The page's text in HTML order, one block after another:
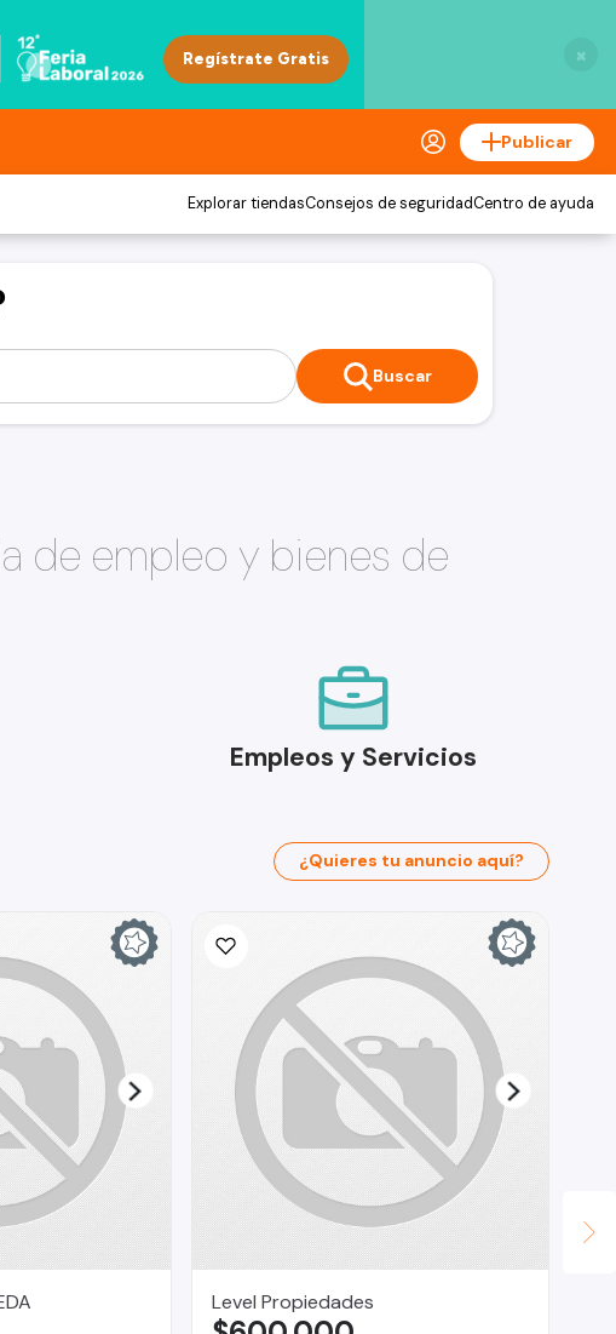
×
Publicar
Explorar tiendasConsejos de seguridadCentro de ayuda
Buscar
de empleo y bienes de
Empleos y Servicios
¿Quieres tu anuncio aquí?
Level Propiedades